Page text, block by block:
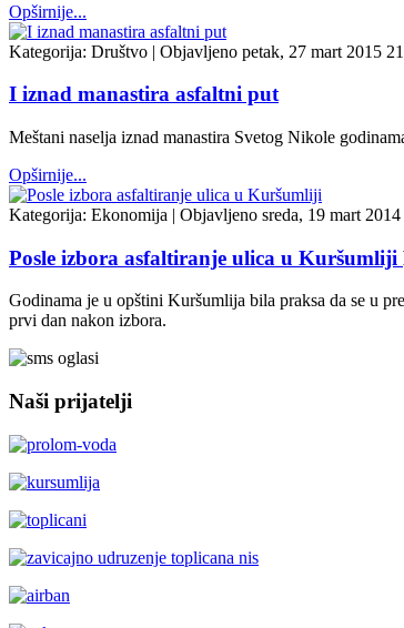
Opširnije...
Kategorija: Društvo | Objavljeno petak, 27 mart 2015
I iznad manastira asfaltni put
Meštani naselja iznad manastira Svetog Nikole
Opširnije...
Kategorija: Ekonomija | Objavljeno sreda, 19 mart 2014
Posle izbora asfaltiranje ulica u Kuršumliji
Godinama je u opštini Kuršumlija bila praksa da se u
prvi dan nakon izbora.
Naši prijatelji